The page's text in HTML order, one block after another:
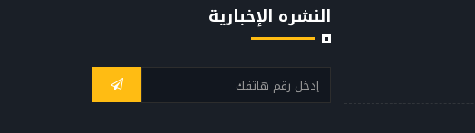
النشره الإخبارية